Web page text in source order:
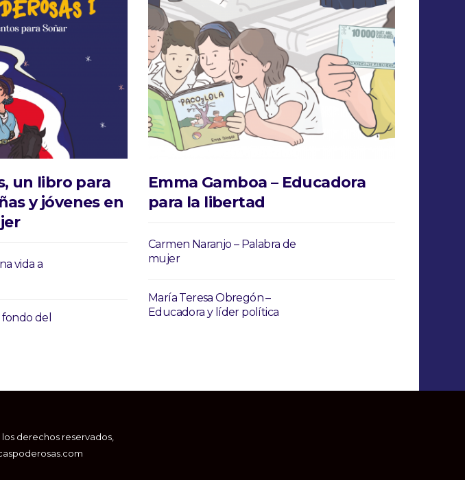
un libro para
y jóvenes en
vida a
del
Emma Gamboa – Educadora
para la libertad
Carmen Naranjo – Palabra de
mujer
María Teresa Obregón –
Educadora y líder política
derechos reservados,